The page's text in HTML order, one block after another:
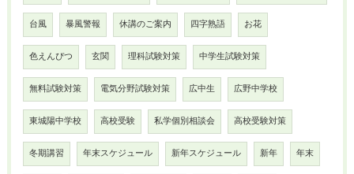
台風 暴風警報 休講のご案内 四字熟語 お花
色えんぴつ 玄関 理科試験対策 中学生試験対策
無料試験対策 電気分野試験対策 広中生 広野中学校
東城陽中学校 高校受験 私学個別相談会 高校受験対策
冬期講習 年末スケジュール 新年スケジュール 新年 年末